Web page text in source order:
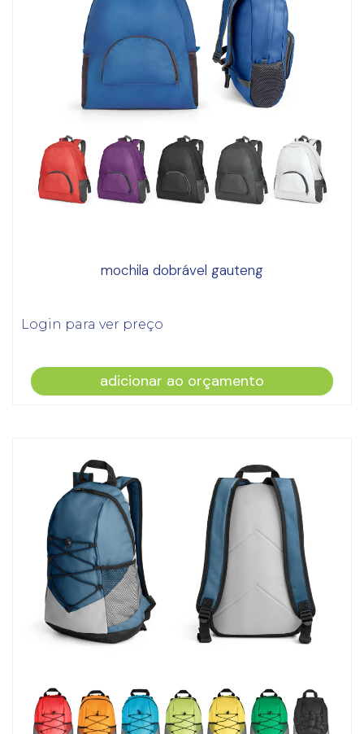
mochila dobrável gauteng
Login para ver preço
adicionar ao orçamento